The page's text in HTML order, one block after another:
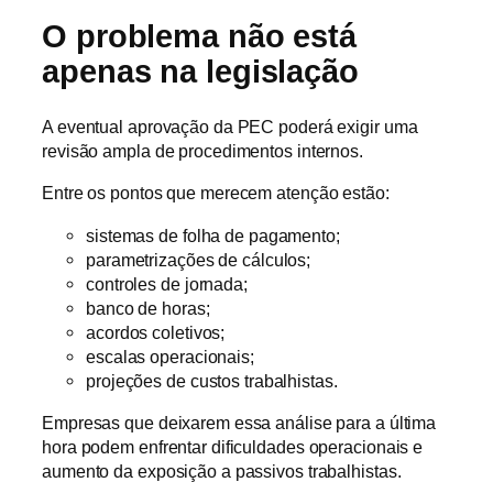
O problema não está
apenas na legislação
A eventual aprovação da PEC poderá exigir uma
revisão ampla de procedimentos internos.
Entre os pontos que merecem atenção estão:
sistemas de folha de pagamento;
parametrizações de cálculos;
controles de jornada;
banco de horas;
acordos coletivos;
escalas operacionais;
projeções de custos trabalhistas.
Empresas que deixarem essa análise para a última
hora podem enfrentar dificuldades operacionais e
aumento da exposição a passivos trabalhistas.